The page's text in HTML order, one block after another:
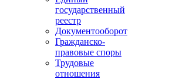
государственный
реестр
Документооборот
Гражданско-
правовые споры
Трудовые
отношения